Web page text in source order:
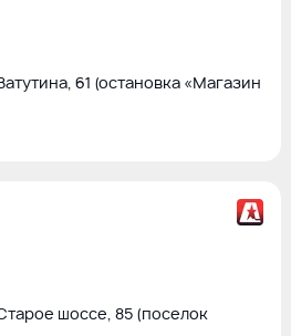
61 (остановка «Магазин
шоссе, 85 (поселок